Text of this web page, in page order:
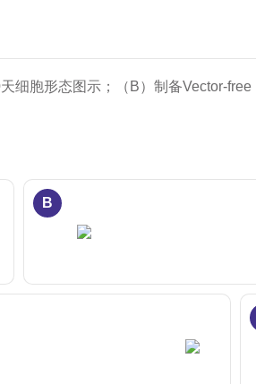
细胞形态图示；（B）制备Vector-
B